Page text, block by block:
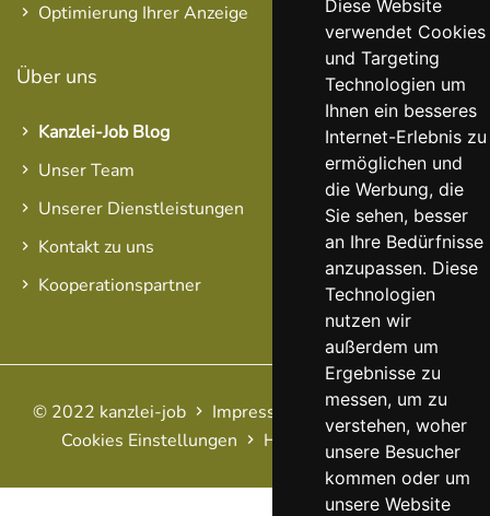
Diese Website
verwendet Cookies
und Targeting
Technologien um
Ihnen ein besseres
Internet-Erlebnis zu
ermöglichen und
die Werbung, die
Sie sehen, besser
an Ihre Bedürfnisse
anzupassen. Diese
Technologien
nutzen wir
außerdem um
Ergebnisse zu
messen, um zu
verstehen, woher
unsere Besucher
kommen oder um
unsere Website
Optimierung Ihrer Anzeige
Über uns
Kanzlei-Job Blog
Unser Team
Unserer Dienstleistungen
Kontakt zu uns
Kooperationspartner
© 2022 kanzlei-job Impressum AGB
Datenschutz
Cookies Einstellungen
Haftungsausschluss FAQ